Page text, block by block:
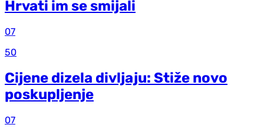
Hrvati im se smijali
07
50
Cijene dizela divljaju: Stiže novo
poskupljenje
07